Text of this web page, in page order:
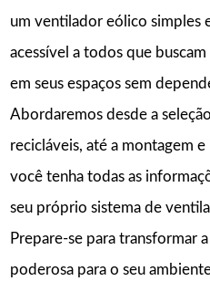
um ventilador eólico simples
acessível a todos que
em seus espaços sem
Abordaremos desde a
recicláveis, até a montagem
você tenha todas as
seu próprio sistema de
Prepare-se para transformar
poderosa para o seu